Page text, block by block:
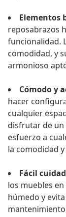
Elementos
reposabrazos
funcionalidad.
comodidad, y
armonioso
Cómodo y
hacer
cualquier
disfrutar de un
esfuerzo a
la comodidad
Fácil
los muebles
húmedo y